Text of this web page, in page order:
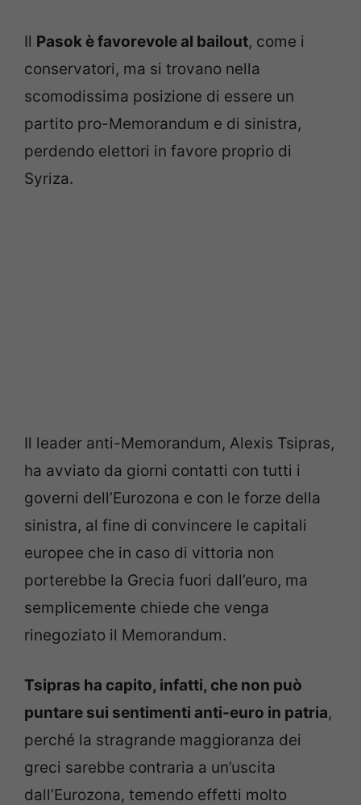
Il Pasok è favorevole al bailout, come i
conservatori, ma si trovano nella
scomodissima posizione di essere un
partito pro-Memorandum e di sinistra,
perdendo elettori in favore proprio di
Syriza.
Il leader anti-Memorandum, Alexis Tsipras,
ha avviato da giorni contatti con tutti i
governi dell’Eurozona e con le forze della
sinistra, al fine di convincere le capitali
europee che in caso di vittoria non
porterebbe la Grecia fuori dall’euro, ma
semplicemente chiede che venga
rinegoziato il Memorandum.
Tsipras ha capito, infatti, che non può
puntare sui sentimenti anti-euro in patria,
perché la stragrande maggioranza dei
greci sarebbe contraria a un’uscita
dall’Eurozona, temendo effetti molto